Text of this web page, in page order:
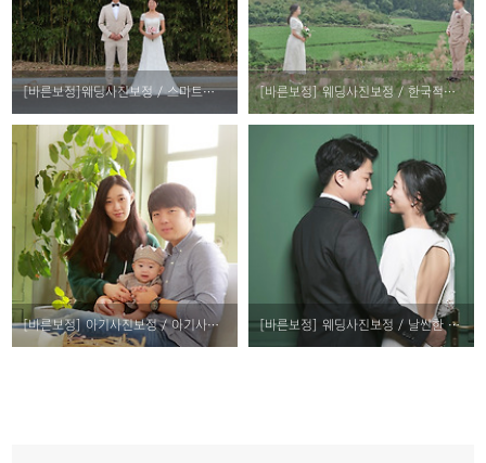
[바른보정]웨딩사진보정 / 스마트폰으로 찍은 웨딩사진살려보기 [바른보정] 웨딩사진보정 / 한국적인 색감을 담다.
[바른보정] 아기사진보정 / 아기사진보정 참고해야 하는방법 [바른보정] 웨딩사진보정 / 날씬한 몸매의 소유자들의 고민해결하기